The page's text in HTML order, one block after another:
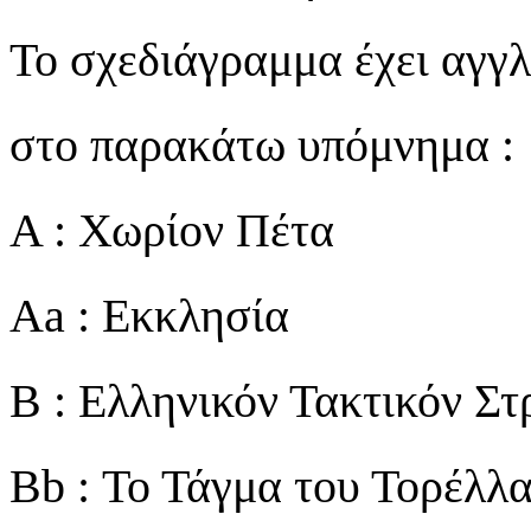
Το σχεδιάγραμμα έχει
στο παρακάτω υπόμνημα :
Α : Χωρίον Πέτα
Αa : Εκκλησία
B : Ελληνικόν Τακτικόν
Bb : Το Τάγμα του